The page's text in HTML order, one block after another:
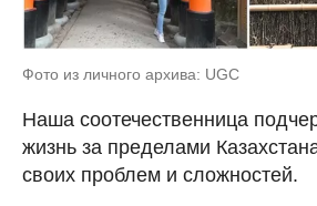
Фото из личного архива: UGC
Наша соотечественница
жизнь за пределами
своих проблем и сложностей.